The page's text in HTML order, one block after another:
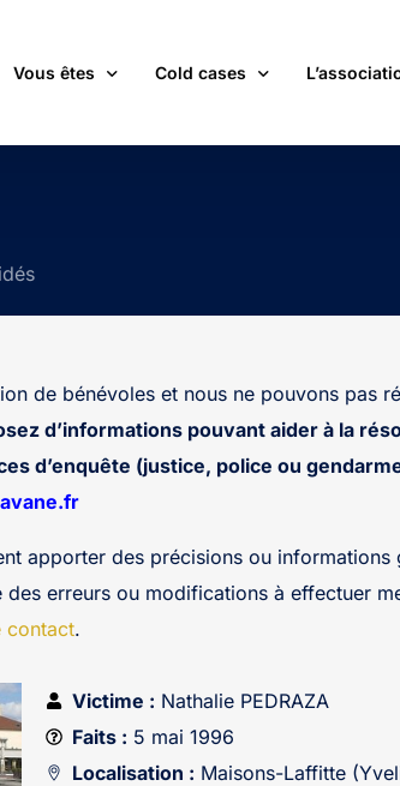
Vous êtes
passionné(e) par les cold cases
un futur adhérent ou bénévole
journaliste
Cold cases
Devenir
Contact
de bénévoles et nous ne pouvons pas
d’informations pouvant aider à la
d’enquête (justice, police ou
apporter des précisions ou informations
erreurs ou modifications à effectuer
contact.
Victime : Nathalie PEDRAZA
Faits : 5 mai 1996
Localisation : Maisons-Laffitte